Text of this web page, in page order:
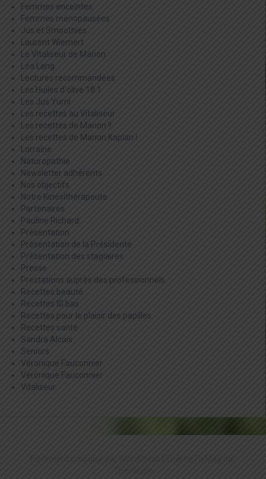
Femmes enceintes
Femmes ménopausées
Jus et Smoothies
Laurent Wiemert
Le Vitaliseur de Marion
Léa Lang
Lectures recommandées
Les Huiles d'olive 18:1
Les Jus Yumi
Les recettes au Vitaliseur
Les recettes de Marion !!
Les recettes de Marion Kaplan !
Lorraine
Naturopathie
Newsletter adhérents
Nos objectifs
Notre Kinésithérapeute
Partenaires
Pauline Richard
Présentation
Présentation de la Présidente
Présentation des stagiaires
Presse
Prestations auprès des professionnels
Recettes beauté
Recettes IG bas
Recettes pour le plaisir des papilles
Recettes santé
Sandra Alcais
Seniors
Véronique Fauconnier
Véronique Fauconnier
Vitaliseur